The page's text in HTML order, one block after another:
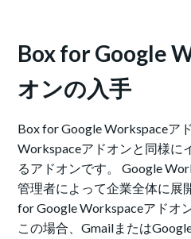
Box for Google
オンの入手
Box for Google Workspaceア
Workspaceアドオンと同様に
るアドオンです。Google
管理者によって企業全体に展
for Google Workspaceアドオ
この場合、Gmailまたは